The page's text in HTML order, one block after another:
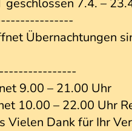
7.4. –
Übernachtungen
9.00 – 21.00 Uhr
10.00 – 22.00 Uhr
Vielen Dank für Ihr